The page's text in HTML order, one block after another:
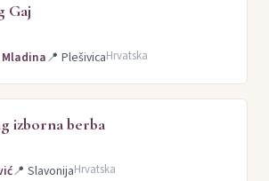
Gaj
📍 PlešivicaHrvatska
izborna berba
📍 SlavonijaHrvatska